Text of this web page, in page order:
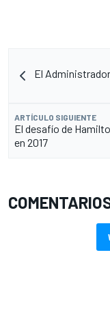
El
ARTÍCULO SIGUIENTE
El desafío de
en 2017